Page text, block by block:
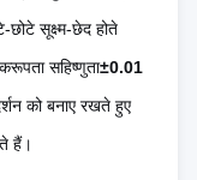
सूक्ष्म-छेद होते
सहिष्णुता±0.01
को बनाए रखते हुए
हैं।